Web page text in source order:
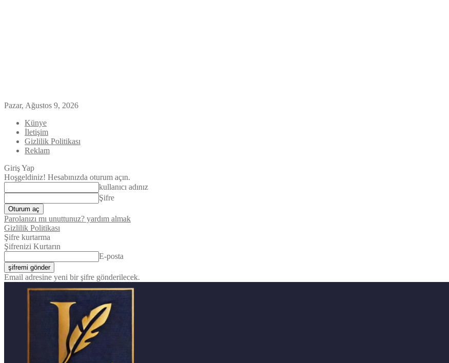
Pazar, Ağustos 9, 2026
Künye
İletişim
Gizlilik Politikası
Reklam
Giriş Yap
Hoşgeldiniz! Hesabınızda oturum açın.
kullanıcı adınız
Şifre
Parolanızı mı unuttunuz? yardım almak
Gizlilik Politikası
Şifre kurtarma
Şifrenizi Kurtarın
E-posta
Email adresine yeni bir şifre gönderilecek.